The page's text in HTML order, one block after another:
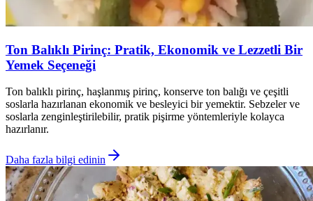
Ton Balıklı Pirinç: Pratik, Ekonomik ve Lezzetli Bir
Yemek Seçeneği
Ton balıklı pirinç, haşlanmış pirinç, konserve ton balığı ve çeşitli
soslarla hazırlanan ekonomik ve besleyici bir yemektir. Sebzeler ve
soslarla zenginleştirilebilir, pratik pişirme yöntemleriyle kolayca
hazırlanır.
Daha fazla bilgi edinin